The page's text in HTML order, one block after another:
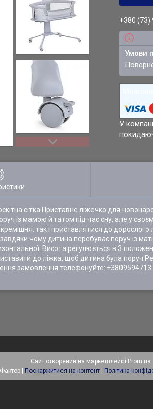
+380 (73)
У
сітка Приставне ліжечко для
із мамою й татом під час сну, але у
так і приставлятися до
чому дитина перебуває поруч із
Висота регулюється в 3
до ліжка, щоб дитина була поруч
замовлення телефонуйте:
Сайт створений на маркетплейсі Prom.ua
Поскаржитися на контент Політика